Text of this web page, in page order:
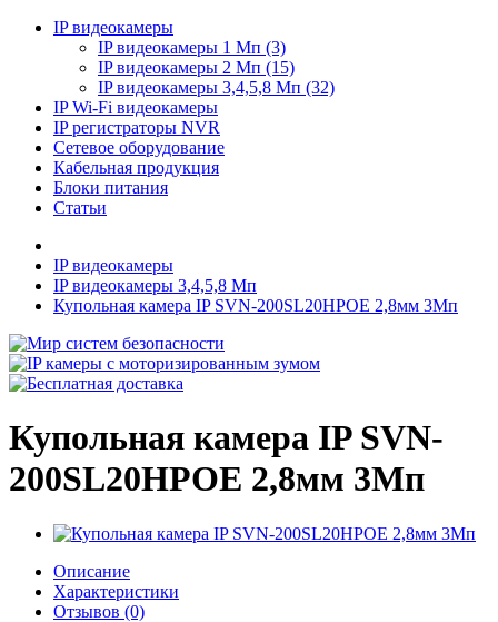
IP видеокамеры
IP видеокамеры 1 Мп (3)
IP видеокамеры 2 Мп (15)
IP видеокамеры 3,4,5,8 Мп (32)
IP Wi-Fi видеокамеры
IP регистраторы NVR
Сетевое оборудование
Кабельная продукция
Блоки питания
Статьи
IP видеокамеры
IP видеокамеры 3,4,5,8 Мп
Купольная камера IP SVN-200SL20HPOE 2,8мм 3Мп
Купольная камера IP SVN-
200SL20HPOE 2,8мм 3Мп
Описание
Характеристики
Отзывов (0)